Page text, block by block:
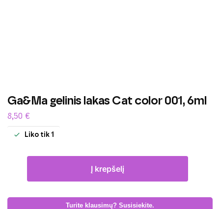
Ga&Ma gelinis lakas Cat color 001, 6ml
8,50 €
Liko tik 1
Į krepšelį
Turite klausimų? Susisiekite.